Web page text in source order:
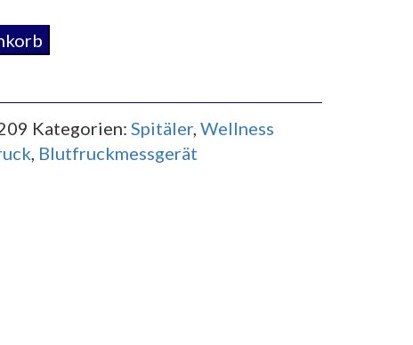
Kategorien: Spitäler, Wellness
, Blutfruckmessgerät